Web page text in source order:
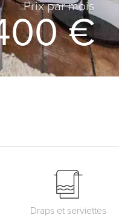
Prix ​​par mois
€
Draps et serviettes